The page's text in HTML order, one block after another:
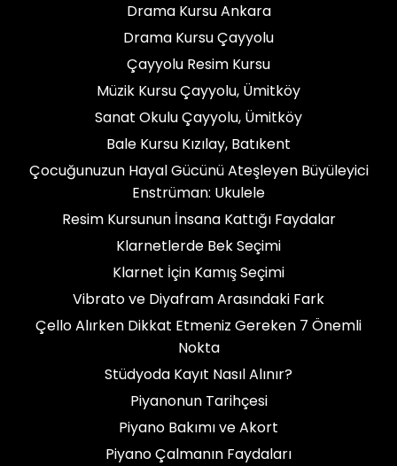
Drama Kursu Ankara
Drama Kursu Çayyolu
Çayyolu Resim Kursu
Müzik Kursu Çayyolu, Ümitköy
Sanat Okulu Çayyolu, Ümitköy
Bale Kursu Kızılay, Batıkent
Çocuğunuzun Hayal Gücünü Ateşleyen Büyüleyici
Enstrüman: Ukulele
Resim Kursunun İnsana Kattığı Faydalar
Klarnetlerde Bek Seçimi
Klarnet İçin Kamış Seçimi
Vibrato ve Diyafram Arasındaki Fark
Çello Alırken Dikkat Etmeniz Gereken 7 Önemli
Nokta
Stüdyoda Kayıt Nasıl Alınır?
Piyanonun Tarihçesi
Piyano Bakımı ve Akort
Piyano Çalmanın Faydaları